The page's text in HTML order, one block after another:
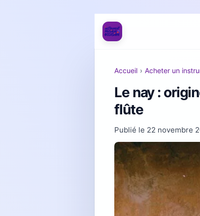
Accueil › Acheter un
Le nay :
flûte
Publié le 22 novembre